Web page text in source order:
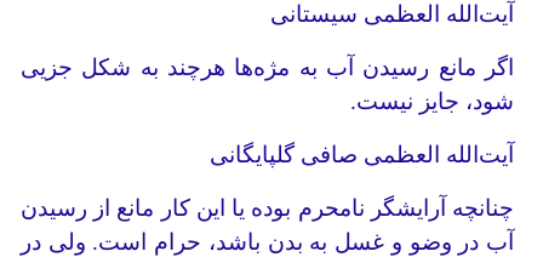
آیت‌الله العظمی سیستانی
اگر مانع رسیدن آب به مژه‌ها هرچند به شکل جزیی
شود، جایز نیست.
آیت‌الله العظمی صافی گلپایگانی
چنانچه آرایشگر نامحرم بوده یا این کار مانع از رسیدن
آب در وضو و غسل به بدن باشد، حرام است. ولی در